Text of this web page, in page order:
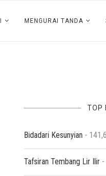
MENGURAI TANDA
TOP
Bidadari Kesunyian -
Tafsiran Tembang Lir Ilir